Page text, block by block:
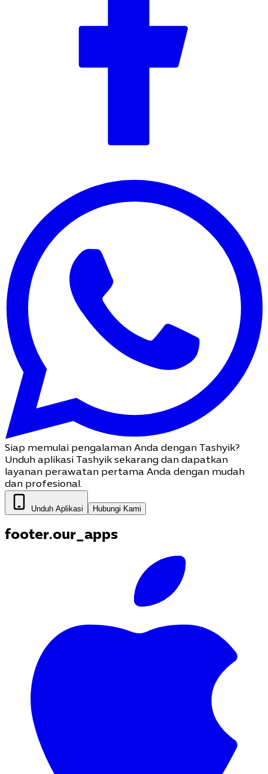
Siap memulai pengalaman Anda dengan Tashyik?
Unduh aplikasi Tashyik sekarang dan dapatkan
layanan perawatan pertama Anda dengan mudah
dan profesional.
Unduh Aplikasi Hubungi Kami
footer.our_apps